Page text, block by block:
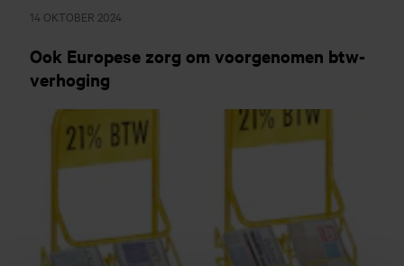
Ook Europese zorg om voorgenomen btw-
verhoging
14 OKTOBER 2024